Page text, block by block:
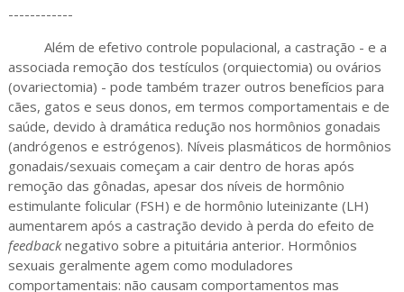
------------
Além de efetivo controle populacional, a castração - e a
associada remoção dos testículos (orquiectomia) ou ovários
(ovariectomia) - pode também trazer outros benefícios para
cães, gatos e seus donos, em termos comportamentais e de
saúde, devido à dramática redução nos hormônios gonadais
(andrógenos e estrógenos). Níveis plasmáticos de hormônios
gonadais/sexuais começam a cair dentro de horas após
remoção das gônadas, apesar dos níveis de hormônio
estimulante folicular (FSH) e de hormônio luteinizante (LH)
aumentarem após a castração devido à perda do efeito de
feedbacknegativo sobre a pituitária anterior. Hormônios
sexuais geralmente agem como moduladores
comportamentais: não causam comportamentos mas